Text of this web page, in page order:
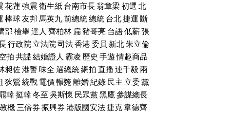
花蓮強震衛生紙台南市長翁章梁初選北
棒球友邦馬英九前總統總統台北捷運 斷
部檢舉達人 齊柏林 扁豬哥亮台語低薪張
行政院立法院司法香港委員 新北朱立倫
拍共諜結婚證人 霸凌 歷史 手遊情趣商品
昶佐港警味全選總統網拍直播連千毅兩
狄鶯統戰電價輾斃離婚紀錄民主 立委黨
韓挺韓冬至吳斯懷 民眾黨黑鷹參謀總長
機三倍券振興券港版國安法捷克韋德齊